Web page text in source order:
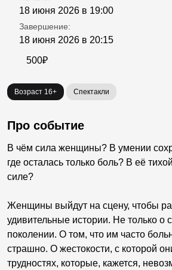
18 июня 2026 в 19:00
Завершение:
18 июня 2026 в 20:15
500₽
Возраст 16+ Спектакли
Про событие
В чём сила женщины? В умении
где осталась только боль? В её
силе?
Женщины выйдут на сцену, чтобы
удивительные истории. Не только о
поколении. О том, что им часто
страшно. О жестокости, с которой
трудностях, которые, кажется,